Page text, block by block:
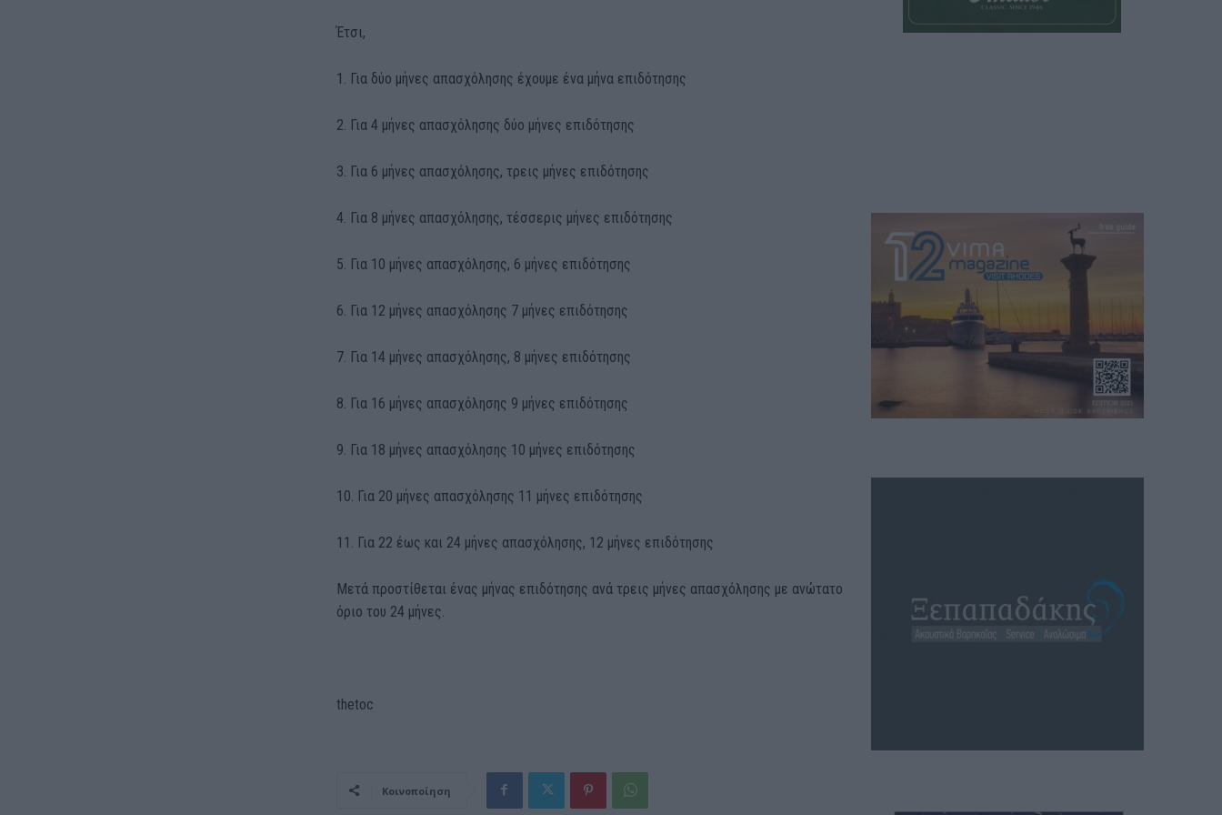
Έτσι,
1. Για δύο μήνες απασχόλησης έχουμε ένα μήνα επιδότησης
2. Για 4 μήνες απασχόλησης δύο μήνες επιδότησης
3. Για 6 μήνες απασχόλησης, τρεις μήνες επιδότησης
4. Για 8 μήνες απασχόλησης, τέσσερις μήνες επιδότησης
5. Για 10 μήνες απασχόλησης, 6 μήνες επιδότησης
6. Για 12 μήνες απασχόλησης 7 μήνες επιδότησης
7. Για 14 μήνες απασχόλησης, 8 μήνες επιδότησης
8. Για 16 μήνες απασχόλησης 9 μήνες επιδότησης
9. Για 18 μήνες απασχόλησης 10 μήνες επιδότησης
10. Για 20 μήνες απασχόλησης 11 μήνες επιδότησης
11. Για 22 έως και 24 μήνες απασχόλησης, 12 μήνες επιδότησης
Μετά προστίθεται ένας μήνας επιδότησης ανά τρεις μήνες απασχόλησης με ανώτατο
όριο του 24 μήνες.
thetoc
Κοινοποίηση